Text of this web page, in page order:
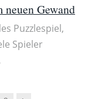
Gewand
Puzzlespiel,
Spieler